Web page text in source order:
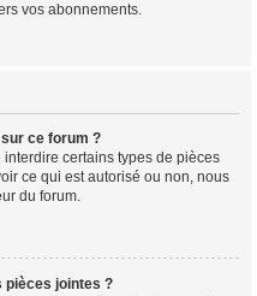
vos abonnements.
ce forum ?
certains types de pièces
ce qui est autorisé ou non, nous
du forum.
pièces jointes ?